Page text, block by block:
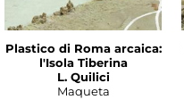
Plastico di Roma arcaica:
l'Isola Tiberina
L. Quilici
Maqueta